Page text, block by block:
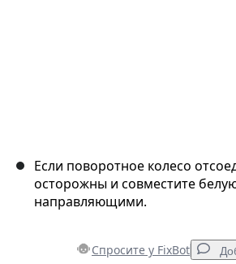
Если поворотное колесо
осторожны и совместите
направляющими.
Спросите у FixBot